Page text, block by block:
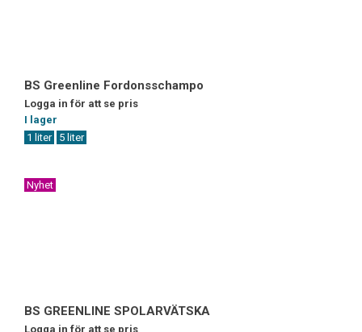
BS Greenline Fordonsschampo
Logga in för att se pris
I lager
1 liter
5 liter
Nyhet
BS GREENLINE SPOLARVÄTSKA
Logga in för att se pris